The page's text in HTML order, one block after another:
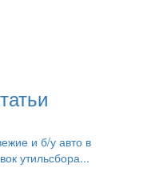
и б/у авто в
утильсбора...